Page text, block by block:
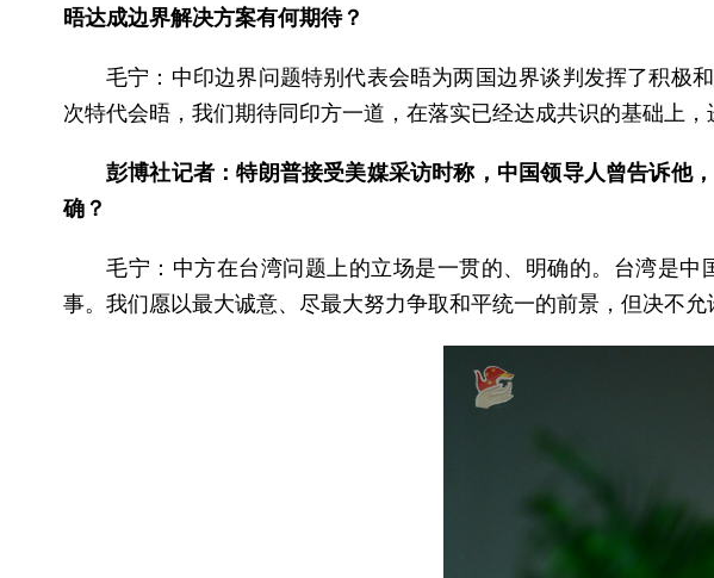
晤达成边界解决方案有何期待？
毛宁：中印边界问题特别代表会晤为两国边界谈判发挥了积极
次特代会晤，我们期待同印方一道，在落实已经达成共识的基础上，
彭博社记者：特朗普接受美媒采访时称，中国领导人曾告诉他
确？
毛宁：中方在台湾问题上的立场是一贯的、明确的。台湾是
事。我们愿以最大诚意、尽最大努力争取和平统一的前景，但决不